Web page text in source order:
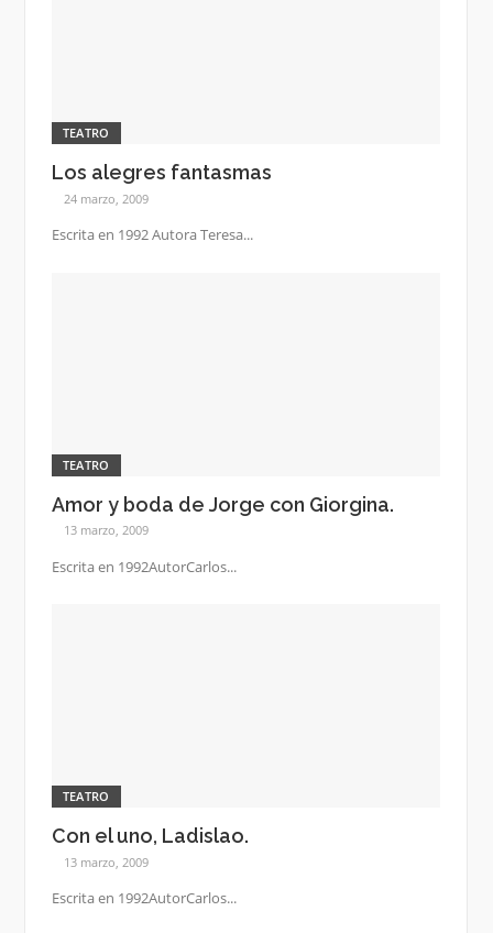
TEATRO
Los alegres fantasmas
24 marzo, 2009
Escrita en 1992 Autora Teresa...
TEATRO
Amor y boda de Jorge con Giorgina.
13 marzo, 2009
Escrita en 1992AutorCarlos...
TEATRO
Con el uno, Ladislao.
13 marzo, 2009
Escrita en 1992AutorCarlos...